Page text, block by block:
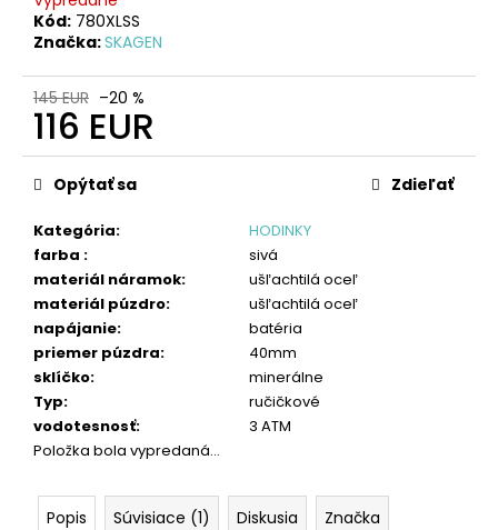
Kód: 780XLSS
Značka:SKAGEN
145 EUR –20 %
116 EUR
Jednotková
cena:
Kategória:
HODINKY
farba :
sivá
materiál náramok:
ušľachtilá oceľ
materiál púzdro:
ušľachtilá oceľ
napájanie:
batéria
priemer púzdra:
40mm
sklíčko:
minerálne
Typ:
ručičkové
vodotesnosť:
3 ATM
Položka bola vypredaná…
Opýtať sa Zdieľať
Popis Súvisiace (1) Diskusia Značka
d
p
o
ú
m
e